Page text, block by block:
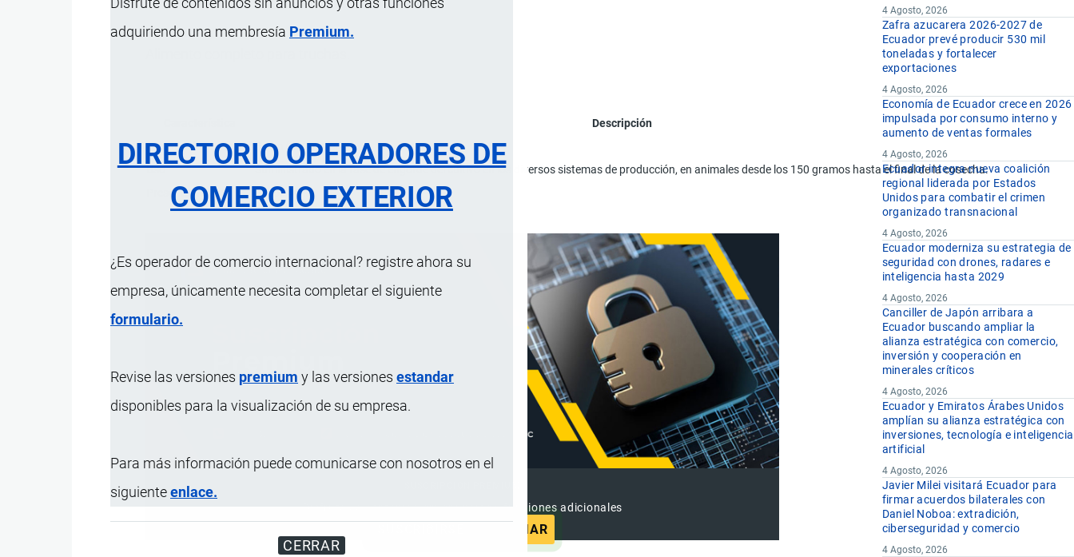
adquiriendo una membresía Premium.
DIRECTORIO OPERADORES DE
COMERCIO EXTERIOR
¿Es operador de comercio internacional? registre ahora su
empresa, únicamente necesita completar el siguiente
formulario.
Revise las versiones premium y las versiones estandar
disponibles para la visualización de su empresa.
Para más información puede comunicarse con nosotros en el
siguienteenlace.
CERRAR
Descripción
Tamaño de partículas5 mm (5000 micras).
Uso
Suministrado en la fase de engorde del cultivo en los diversos sistemas de producción, en animales desde los 150 gramos hasta el final de la cosecha.
Presentación
Sacos 40 kg.
Disfrute de contenido sin anuncios y funciones adicionales
ANUNCIAR
4 Agosto, 2026
Zafra azucarera 2026-2027 de
Ecuador prevé producir 530 mil
toneladas y fortalecer
exportaciones
4 Agosto, 2026
Economía de Ecuador crece en 2026
impulsada por consumo interno y
aumento de ventas formales
4 Agosto, 2026
Ecuador integra nueva coalición
regional liderada por Estados
Unidos para combatir el crimen
organizado transnacional
4 Agosto, 2026
Ecuador moderniza su estrategia de
seguridad con drones, radares e
inteligencia hasta 2029
4 Agosto, 2026
Canciller de Japón arribara a
Ecuador buscando ampliar la
alianza estratégica con comercio,
inversión y cooperación en
minerales críticos
4 Agosto, 2026
Ecuador y Emiratos Árabes Unidos
amplían su alianza estratégica con
inversiones, tecnología e inteligencia
artificial
4 Agosto, 2026
Javier Milei visitará Ecuador para
firmar acuerdos bilaterales con
Daniel Noboa: extradición,
ciberseguridad y comercio
4 Agosto, 2026